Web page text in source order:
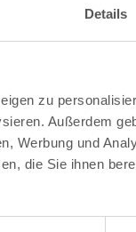
Details
zu
Außerdem
Werbung und
die Sie ihnen
besonders,
Unterkunft in
Tag im
sich und
in Ihr